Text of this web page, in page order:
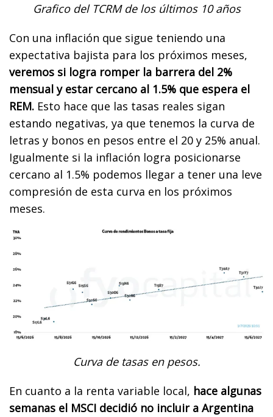
Grafico del TCRM de los últimos 10 años
Con una inflación que sigue teniendo una
expectativa bajista para los próximos meses,
veremos si logra romper la barrera del 2%
mensual y estar cercano al 1.5% que espera el
REM. Esto hace que las tasas reales sigan
estando negativas, ya que tenemos la curva de
letras y bonos en pesos entre el 20 y 25% anual.
Igualmente si la inflación logra posicionarse
cercano al 1.5% podemos llegar a tener una leve
compresión de esta curva en los próximos
meses.
Curva de tasas en pesos.
En cuanto a la renta variable local, hace algunas
semanas el MSCI decidió no incluir a Argentina